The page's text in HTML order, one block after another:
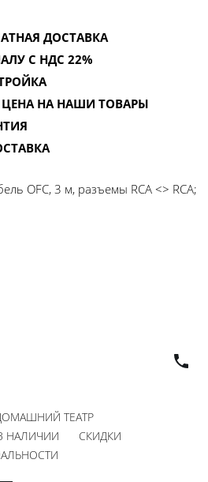
ДОСТАВКА
С НДС 22%
НА НАШИ ТОВАРЫ
OFC, 3 м, разъемы RCA <> RCA;
ТЕАТР
НАЛИЧИИ
СКИДКИ